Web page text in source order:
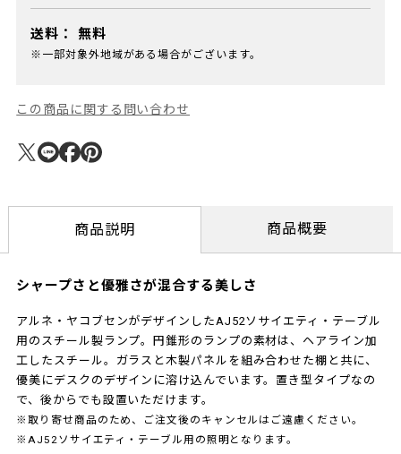
送料： 無料
※一部対象外地域がある場合がございます。
この商品に関する問い合わせ
商品説明 商品概要
シャープさと優雅さが混合する美しさ
アルネ・ヤコブセンがデザインしたAJ52ソサイエティ・テーブル
用のスチール製ランプ。円錐形のランプの素材は、ヘアライン加
工したスチール。ガラスと木製パネルを組み合わせた棚と共に、
優美にデスクのデザインに溶け込んでいます。置き型タイプなの
で、後からでも設置いただけます。
※取り寄せ商品のため、ご注文後のキャンセルはご遠慮ください。
※AJ52ソサイエティ・テーブル用の照明となります。